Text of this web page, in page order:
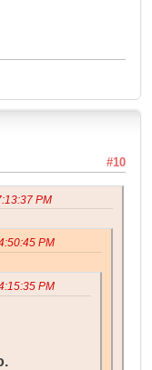
#10
PM
PM
PM